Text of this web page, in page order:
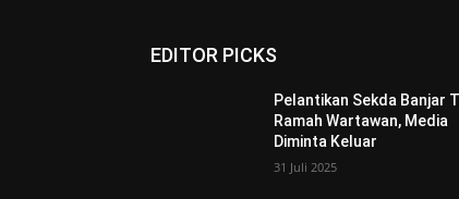
EDITOR PICKS
Pelantikan Sekda Banjar
Ramah Wartawan, Media
Diminta Keluar
31 Juli 2025